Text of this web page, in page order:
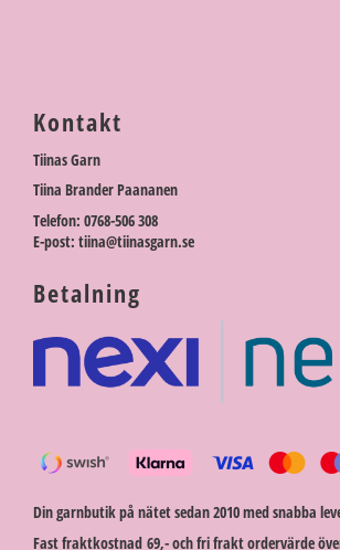
Kontakt
Tiinas Garn
Tiina Brander Paananen
Telefon: 0768-506 308
E-post: tiina@tiinasgarn.se
Betalning
Din garnbutik på nätet sedan 2010 med snabba
Fast fraktkostnad 69,- och fri frakt ordervärde